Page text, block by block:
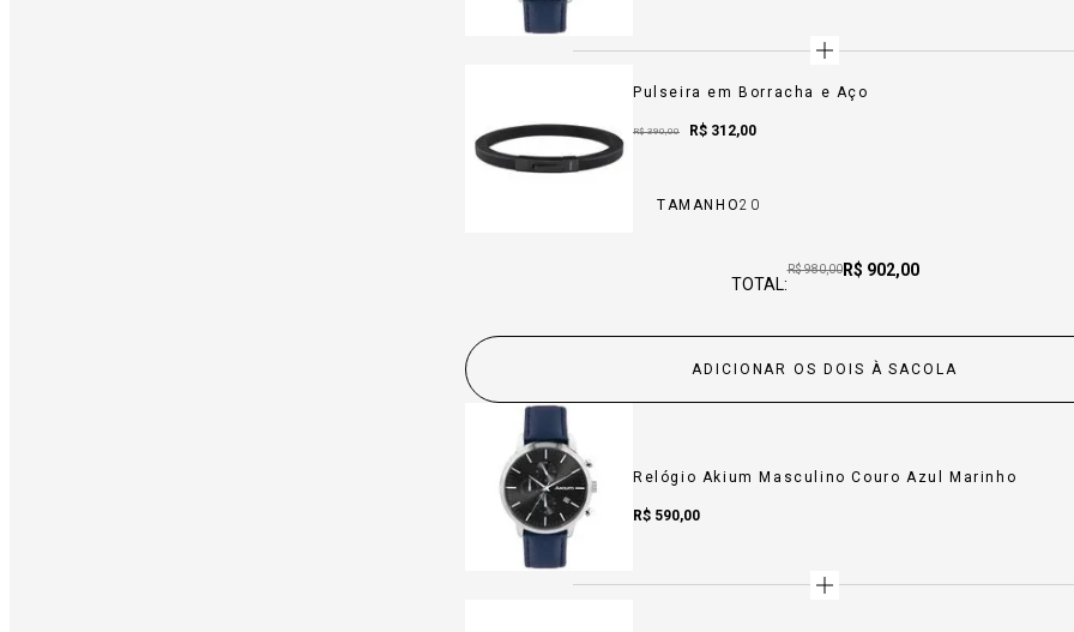
Pulseira em Borracha e Aço
Sale Price:
R$ 390,00 Sale Price:
R$ 312,00
TAMANHO20
TOTAL:
Original price:
R$ 980,00Price:
R$ 902,00
ADICIONAR OS DOIS À SACOLA
Relógio Akium Masculino Couro Azul Marinho
Sale Price:
R$ 590,00